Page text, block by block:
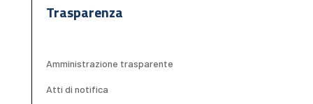
Trasparenza
Amministrazione trasparente
Atti di notifica